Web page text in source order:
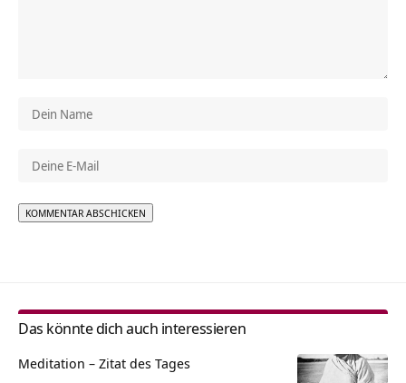
Das könnte dich auch interessieren
Meditation – Zitat des Tages